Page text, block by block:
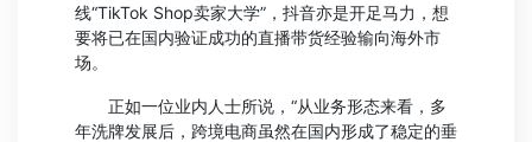
线“TikTok Shop卖家大学”，抖音亦是开足马力，想
要将已在国内验证成功的直播带货经验输向海外市
场。
正如一位业内人士所说，“从业务形态来看，多
年洗牌发展后，跨境电商虽然在国内形成了稳定的垂